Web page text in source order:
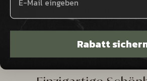
kompetent & persönlich
Rabatt